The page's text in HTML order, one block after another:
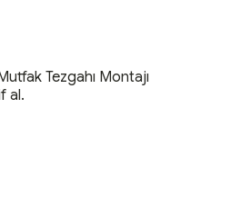
Tezgahı Montajı
al.